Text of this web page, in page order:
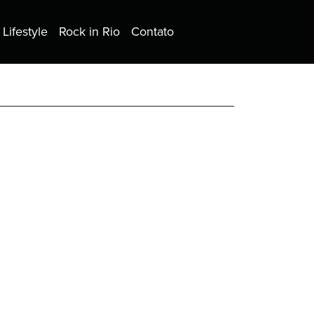
Lifestyle Rock in Rio Contato